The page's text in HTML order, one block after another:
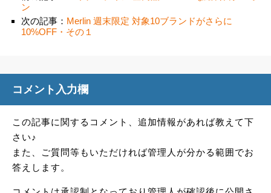
ン
次の記事： Merlin 週末限定 対象10ブランドがさらに
10%OFF・その１
コメント入力欄
この記事に関するコメント、追加情報があれば教えて下
さい♪
また、ご質問等もいただければ管理人が分かる範囲でお
答えします。